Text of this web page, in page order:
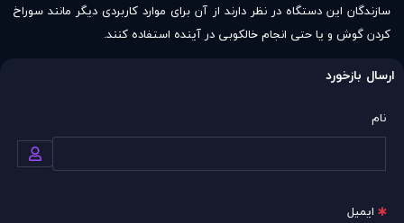
سازندگان این دستگاه در نظر دارند از آن برای موارد کاربردی دیگر مانند سوراخ
کردن گوش و یا حتی انجام خالکوبی در آینده استفاده کنند.
ارسال بازخورد
نام
ایمیل